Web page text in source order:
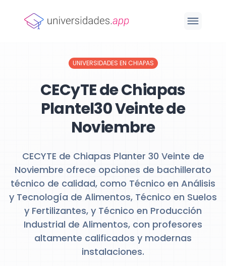
UNIVERSIDADES EN CHIAPAS
CECyTE de Chiapas
Plantel30 Veinte de
Noviembre
CECYTE de Chiapas Planter 30 Veinte de
Noviembre ofrece opciones de bachillerato
técnico de calidad, como Técnico en Análisis
y Tecnología de Alimentos, Técnico en Suelos
y Fertilizantes, y Técnico en Producción
Industrial de Alimentos, con profesores
altamente calificados y modernas
instalaciones.